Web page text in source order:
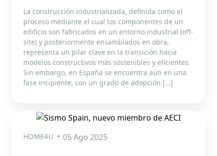
La construcción industrializada, definida como el
proceso mediante el cual los componentes de un
edificio son fabricados en un entorno industrial (off-
site) y posteriormente ensamblados en obra,
representa un pilar clave en la transición hacia
modelos constructivos más sostenibles y eficientes.
Sin embargo, en España se encuentra aún en una
fase incipiente, con un grado de adopción […]
HOME4U 05 Ago 2025